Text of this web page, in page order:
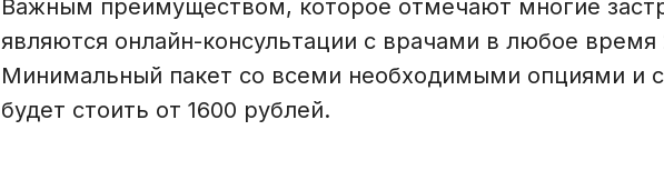
Важным преимуществом, которое отмечают многие
являются онлайн-консультации с врачами в любое время
Минимальный пакет со всеми необходимыми опциями и
будет стоить от 1600 рублей.